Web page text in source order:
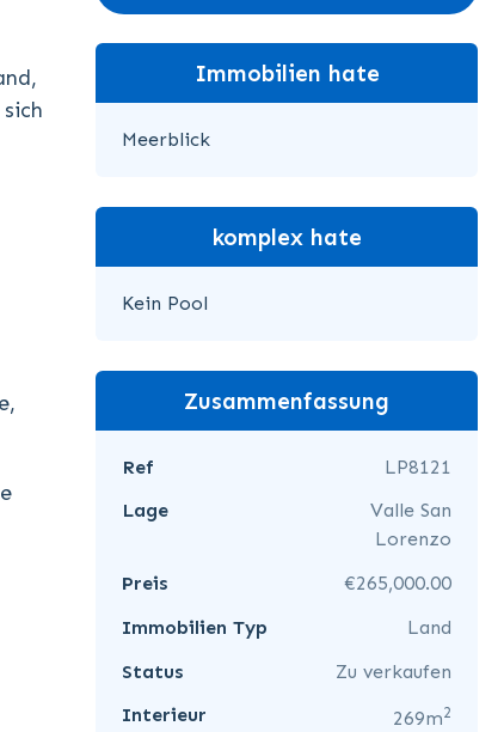
Immobilien hate
Meerblick
komplex hate
Kein Pool
Zusammenfassung
Ref
LP8121
Lage
Valle San
Lorenzo
Preis
€265,000.00
Immobilien Typ
Land
Status
Zu verkaufen
Interieur
269m2